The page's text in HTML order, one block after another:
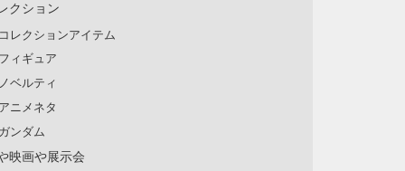
クション
レクションアイテム
ィギュア
ベルティ
ニメネタ
ンダム
映画や展示会